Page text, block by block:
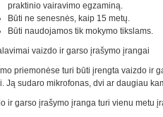
praktinio vairavimo egzaminą.
Būti ne senesnės, kaip 15 metų.
Būti naudojamos tik mokymo tikslams.
vaizdo ir garso įrašymo įrangai
priemonėse turi būti įrengta vaizdo ir
Ją sudaro mikrofonas, dvi ar daugiau
ir garso įrašymo įranga turi vienu metu